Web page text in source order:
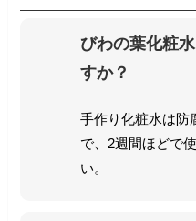
びわの葉化粧
すか？
手作り化粧水は防
で、2週間ほどで
い。